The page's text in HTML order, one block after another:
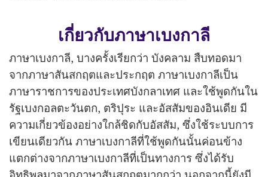
เกี่ยวกับภาษาเบงกาลี
ภาษาเบงกาลี, บางครั้งเรียกว่า บังคลาม สืบทอดมา
จากภาษาสันสกฤตและประกฤต ภาษาเบงกาลีเป็น
ภาษาราชการของประเทศบังกลาเทศ และใช้พูดกันใน
รัฐเบงกอลตะวันตก, ตริปุระ และอัสสัมของอินเดีย มี
ความเกี่ยวข้องอย่างใกล้ชิดกับอัสสัม, ซึ่งใช้ระบบการ
เขียนเดียวกัน ภาษาเบงกาลีที่ใช้พูดกันนั้นค่อนข้าง
แตกต่างจากภาษาเบงกาลีที่เป็นทางการ ซึ่งได้รับ